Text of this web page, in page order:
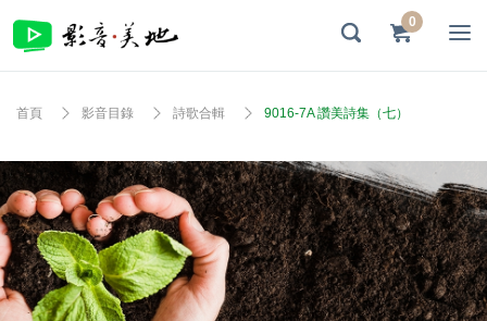
0
首頁 影音目錄 詩歌合輯 9016-7A 讚美詩集（七）